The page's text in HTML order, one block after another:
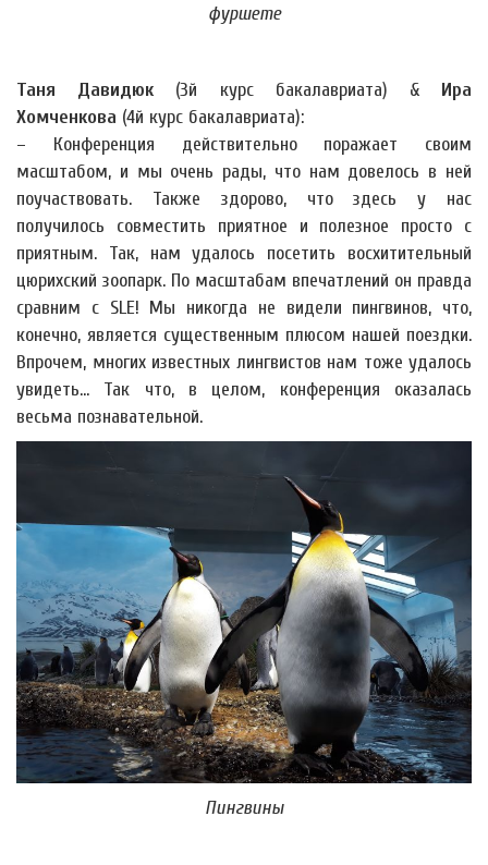
фуршете
Таня Давидюк (3й курс бакалавриата) & Ира
Хомченкова (4й курс бакалавриата):
– Конференция действительно поражает своим
масштабом, и мы очень рады, что нам довелось в ней
поучаствовать. Также здорово, что здесь у нас
получилось совместить приятное и полезное просто с
приятным. Так, нам удалось посетить восхитительный
цюрихский зоопарк. По масштабам впечатлений он правда
сравним с SLE! Мы никогда не видели пингвинов, что,
конечно, является существенным плюсом нашей поездки.
Впрочем, многих известных лингвистов нам тоже удалось
увидеть... Так что, в целом, конференция оказалась
весьма познавательной.
Пингвины